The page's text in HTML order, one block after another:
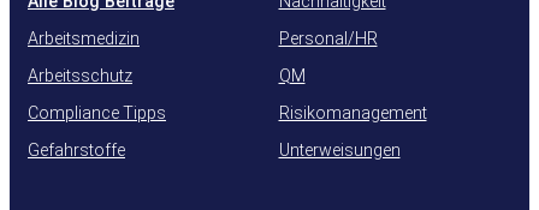
Arbeitsmedizin
Arbeitsschutz
Compliance Tipps
Gefahrstoffe
Personal/HR
QM
Risikomanagement
Unterweisungen